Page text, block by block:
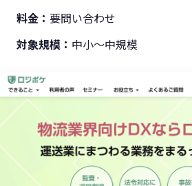
料金： 要問い合わせ
対象規模： 中小〜中規模